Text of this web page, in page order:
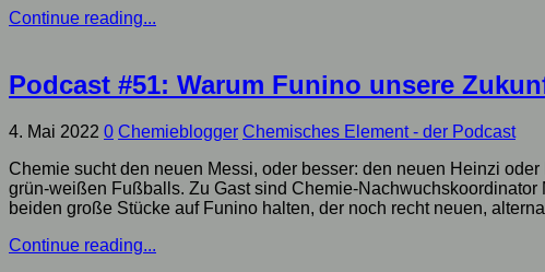
Continue reading...
Podcast #51: Warum Funino unsere
4. Mai 2022 0 Chemieblogger Chemisches Element - der Podcast
Chemie sucht den neuen Messi, oder besser: den neuen Heinzi
grün-weißen Fußballs. Zu Gast sind Chemie-
beiden große Stücke auf Funino halten, der noch recht neuen,
Continue reading...